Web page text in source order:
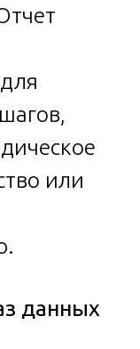
или
данных